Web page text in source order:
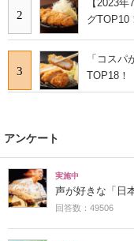
2
【2023
グTOP10
3
「コス
TOP18！
アンケート
実施中
声が好きな「日
回答数：49506